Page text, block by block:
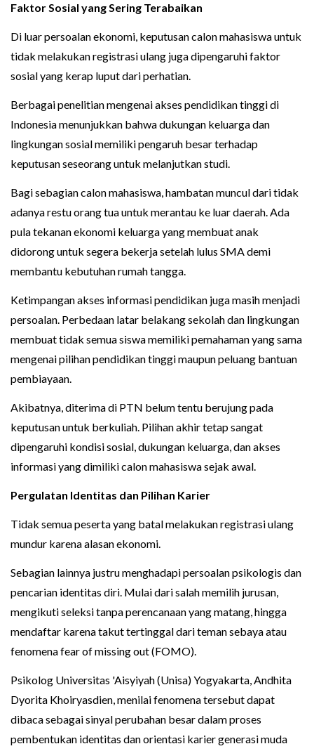
Faktor Sosial yang Sering Terabaikan
Di luar persoalan ekonomi, keputusan calon mahasiswa untuk
tidak melakukan registrasi ulang juga dipengaruhi faktor
sosial yang kerap luput dari perhatian.
Berbagai penelitian mengenai akses pendidikan tinggi di
Indonesia menunjukkan bahwa dukungan keluarga dan
lingkungan sosial memiliki pengaruh besar terhadap
keputusan seseorang untuk melanjutkan studi.
Bagi sebagian calon mahasiswa, hambatan muncul dari tidak
adanya restu orang tua untuk merantau ke luar daerah. Ada
pula tekanan ekonomi keluarga yang membuat anak
didorong untuk segera bekerja setelah lulus SMA demi
membantu kebutuhan rumah tangga.
Ketimpangan akses informasi pendidikan juga masih menjadi
persoalan. Perbedaan latar belakang sekolah dan lingkungan
membuat tidak semua siswa memiliki pemahaman yang sama
mengenai pilihan pendidikan tinggi maupun peluang bantuan
pembiayaan.
Akibatnya, diterima di PTN belum tentu berujung pada
keputusan untuk berkuliah. Pilihan akhir tetap sangat
dipengaruhi kondisi sosial, dukungan keluarga, dan akses
informasi yang dimiliki calon mahasiswa sejak awal.
Pergulatan Identitas dan Pilihan Karier
Tidak semua peserta yang batal melakukan registrasi ulang
mundur karena alasan ekonomi.
Sebagian lainnya justru menghadapi persoalan psikologis dan
pencarian identitas diri. Mulai dari salah memilih jurusan,
mengikuti seleksi tanpa perencanaan yang matang, hingga
mendaftar karena takut tertinggal dari teman sebaya atau
fenomena fear of missing out (FOMO).
Psikolog Universitas 'Aisyiyah (Unisa) Yogyakarta, Andhita
Dyorita Khoiryasdien, menilai fenomena tersebut dapat
dibaca sebagai sinyal perubahan besar dalam proses
pembentukan identitas dan orientasi karier generasi muda